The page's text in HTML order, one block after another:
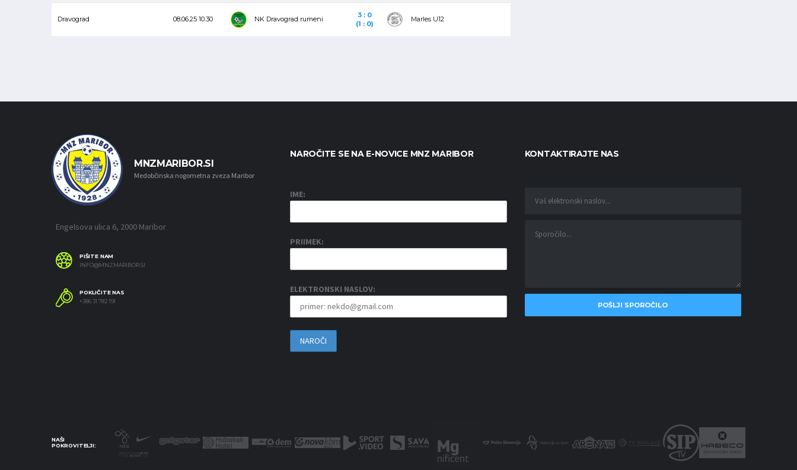
Dravograd 08.06.25 10.30 NK Dravograd rumeni
3 : 0
(1 : 0)
Marles U12
MNZMARIBOR.SI
Medobčinska nogometna zveza Maribor
Engelsova ulica 6, 2000 Maribor
PIŠITE NAM
INFO@MNZMARIBOR.SI
POKLIČITE NAS
+386 31 782 191
NAROČITE SE NA E-NOVICE MNZ MARIBOR
IME:
PRIIMEK:
ELEKTRONSKI NASLOV:
KONTAKTIRAJTE NAS
NAŠI
POKROVITELJI: